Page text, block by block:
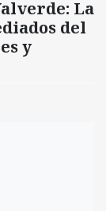
La
del
y